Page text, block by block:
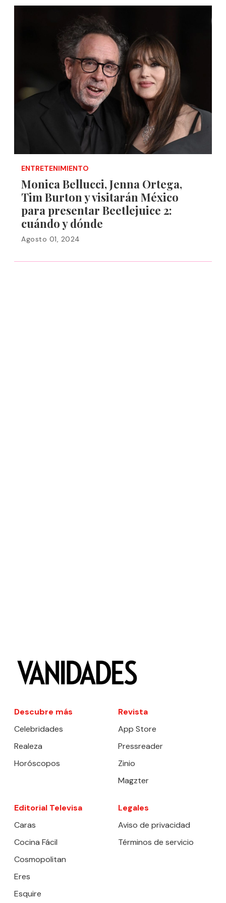
ENTRETENIMIENTO
Monica Bellucci, Jenna Ortega,
Tim Burton y visitarán México
para presentar Beetlejuice 2:
cuándo y dónde
Agosto 01, 2024
Descubre más
Celebridades
Realeza
Horóscopos
Revista
App Store
Pressreader
Zinio
Magzter
Editorial Televisa
Caras
Cocina Fácil
Cosmopolitan
Eres
Esquire
Legales
Aviso de privacidad
Términos de servicio